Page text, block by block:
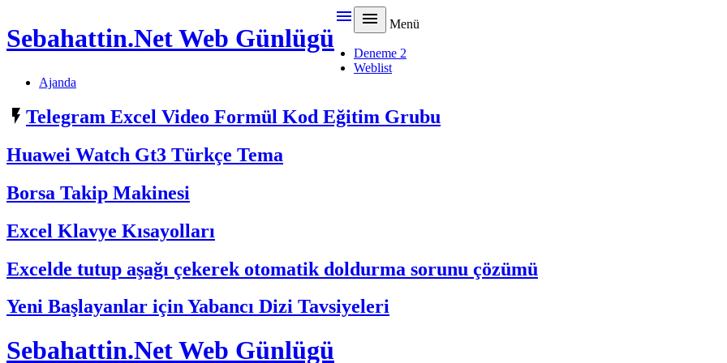
Sebahattin.Net Web Günlügü
  Menü
Deneme 2
Weblist
Ajanda
 Telegram Excel Video Formül Kod Eğitim Grubu
Huawei Watch Gt3 Türkçe Tema
Borsa Takip Makinesi
Excel Klavye Kısayolları
Excelde tutup aşağı çekerek otomatik doldurma sorunu çözümü
Yeni Başlayanlar için Yabancı Dizi Tavsiyeleri
Sebahattin.Net Web Günlügü